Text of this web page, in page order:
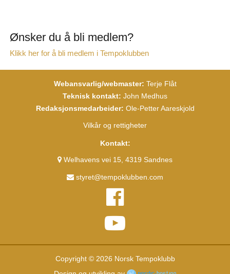
Ønsker du å bli medlem?
Klikk her for å bli medlem i Tempoklubben
Webansvarlig/webmaster: Terje Flåt
Teknisk kontakt: John Medhus
Redaksjonsmedarbeider: Ole-Petter Aareskjold
Vilkår og rettigheter
Kontakt:
Welhavens vei 15, 4319 Sandnes
styret@tempoklubben.com
Copyright © 2026 Norsk Tempoklubb